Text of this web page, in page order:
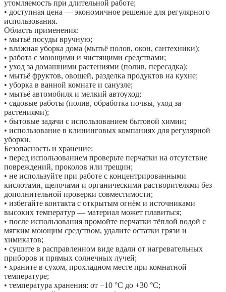
утомляемость при длительной работе;
• доступная цена — экономичное решение для регулярного
использования.
Область применения:
• мытьё посуды вручную;
• влажная уборка дома (мытьё полов, окон, сантехники);
• работа с моющими и чистящими средствами;
• уход за домашними растениями (полив, пересадка);
• мытьё фруктов, овощей, разделка продуктов на кухне;
• уборка в ванной комнате и санузле;
• мытьё автомобиля и мелкий автоуход;
• садовые работы (полив, обработка почвы, уход за
растениями);
• бытовые задачи с использованием бытовой химии;
• использование в клининговых компаниях для регулярной
уборки.
Безопасность и хранение:
• перед использованием проверьте перчатки на отсутствие
повреждений, проколов или трещин;
• не используйте при работе с концентрированными
кислотами, щелочами и органическими растворителями без
дополнительной проверки совместимости;
• избегайте контакта с открытым огнём и источниками
высоких температур — материал может плавиться;
• после использования промойте перчатки тёплой водой с
мягким моющим средством, удалите остатки грязи и
химикатов;
• сушите в расправленном виде вдали от нагревательных
приборов и прямых солнечных лучей;
• храните в сухом, прохладном месте при комнатной
температуре;
• температура хранения: от −10 °C до +30 °C;